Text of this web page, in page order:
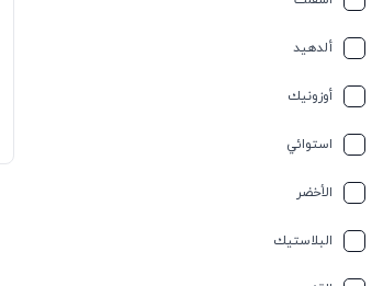
ألدهيد
أوزونيك
استوائي
الأخضر
البلاستيك